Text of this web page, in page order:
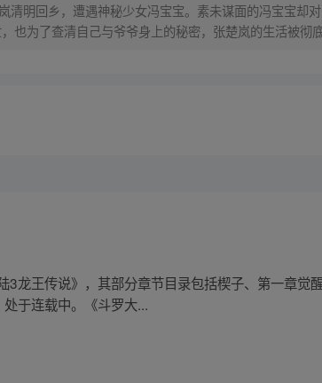
清明回乡，遭遇神秘少女冯宝宝。素未谋面的冯宝宝却
也为了查清自己与爷爷身上的秘密，张楚岚的生活被彻
龙王传说》，其部分章节目录包括楔子、第一章觉
于连载中。《斗罗大...